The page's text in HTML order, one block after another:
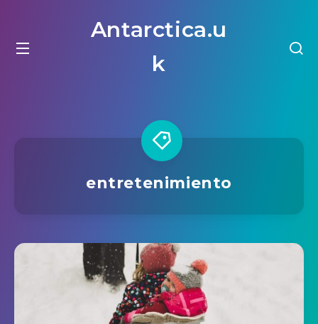
Antarctica.u
k
entretenimiento